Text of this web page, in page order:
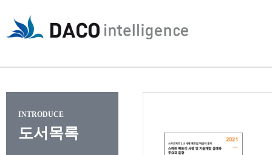
INTRODUCE
도서목록